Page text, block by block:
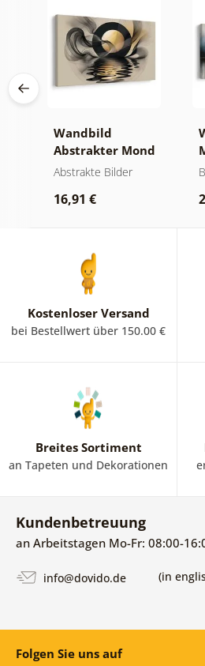
Wandbild
Abstrakter Mond
am Wasser
Abstrakte Bilder
16,91 €
Kostenloser Versand
bei Bestellwert über 150.00 €
Breites Sortiment
an Tapeten und Dekorationen
Kundenbetreuung
an Arbeitstagen Mo-Fr: 08:00-
info@dovido.de (in
Folgen Sie uns auf